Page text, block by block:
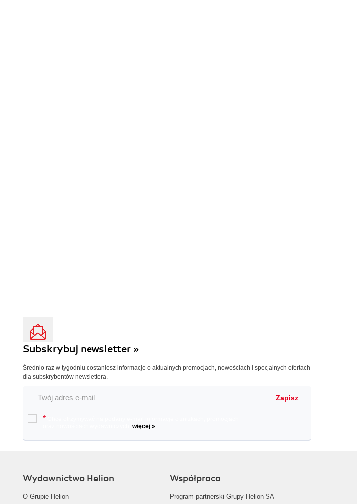
Subskrybuj newsletter »
Średnio raz w tygodniu dostaniesz informacje o aktualnych promocjach, nowościach i specjalnych ofertach
dla subskrybentów newslettera.
Zapisz
*
więcej »
Wydawnictwo Helion
O Grupie Helion
Współpraca
Program partnerski Grupy Helion SA